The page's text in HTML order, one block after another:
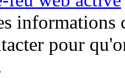
informations
pour